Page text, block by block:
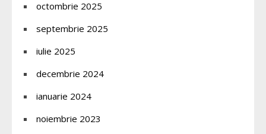
octombrie 2025
septembrie 2025
iulie 2025
decembrie 2024
ianuarie 2024
noiembrie 2023